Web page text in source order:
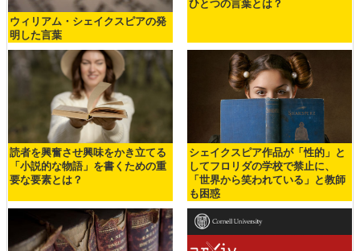
ウィリアム・シェイクスピアの発
明した言葉
ひとつの言葉とは？
読者を興奮させ興味をかき立てる
「小説的な物語」を書くための重
要な要素とは？
シェイクスピア作品が「性的」と
してフロリダの学校で禁止に、
「世界から笑われている」と教師
も困惑